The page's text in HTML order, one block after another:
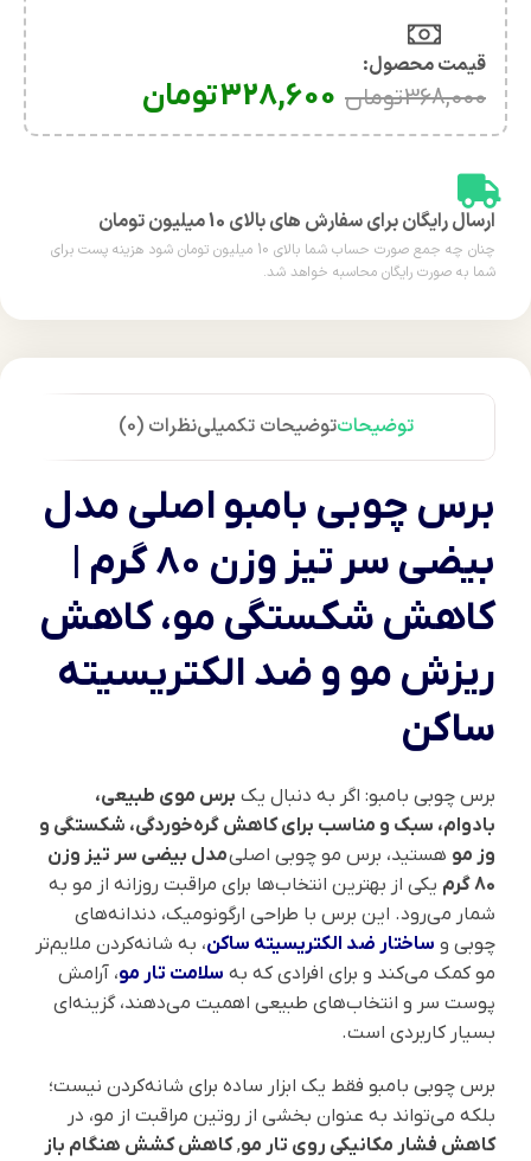
قیمت محصول:​
368,000تومان 328,600تومان
ارسال رایگان برای سفارش های بالای 10 میلیون تومان
چنان چه جمع صورت حساب شما بالای 10 میلیون تومان شود هزینه پست برای
شما به صورت رایگان محاسبه خواهد شد.
توضیحاتتوضیحات تکمیلینظرات (0)
برس چوبی بامبو اصلی مدل
بیضی سر تیز وزن 80 گرم |
کاهش شکستگی مو، کاهش
ریزش مو و ضد الکتریسیته
ساکن
برس چوبی بامبو: اگر به دنبال یک برس موی طبیعی،
بادوام، سبک و مناسب برای کاهش گره‌خوردگی، شکستگی و
وز مو هستید، برس مو چوبی اصلیمدل بیضی سر تیز وزن
80 گرم
یکی از بهترین انتخاب‌ها برای مراقبت روزانه از مو به
شمار می‌رود. این برس با طراحی ارگونومیک، دندانه‌های
چوبی و ساختار ضد الکتریسیته ساکن، به شانه‌کردن ملایم‌تر
مو کمک می‌کند و برای افرادی که به سلامت تار مو، آرامش
پوست سر و انتخاب‌های طبیعی اهمیت می‌دهند، گزینه‌ای
بسیار کاربردی است.
برس چوبی بامبو فقط یک ابزار ساده برای شانه‌کردن نیست؛
بلکه می‌تواند به عنوان بخشی از روتین مراقبت از مو، در
کاهش فشار مکانیکی روی تار مو,کاهش کشش هنگام باز